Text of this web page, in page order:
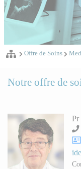
Offre de Soins
Notre offre de
Pr